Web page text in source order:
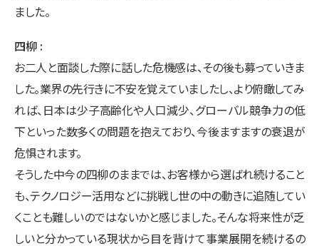
ました。
四柳
お二人と面談した際に話した危機感は、その後も募っていきま
した。業界の先行きに不安を覚えていましたし、より俯瞰してみ
れば、日本は少子高齢化や人口減少、グローバル競争力の低
下といった数多くの問題を抱えており、今後ますますの衰退が
危惧されます。
そうした中今の四柳のままでは、お客様から選ばれ続けること
も、テクノロジー活用などに挑戦し世の中の動きに追随してい
くことも難しいのではないかと感じました。そんな将来性が乏
しいと分かっている現状から目を背けて事業展開を続けるの